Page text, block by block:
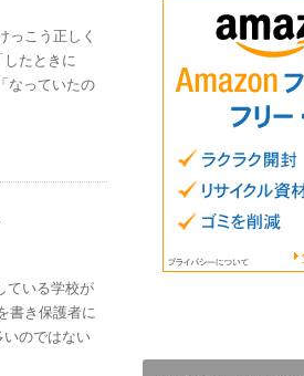
っこう正しく
たときに
なっていたの
ている学校が
書き保護者に
いのではない